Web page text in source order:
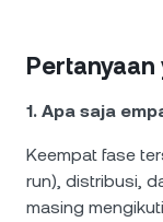
1. Apa saja
Keempat fase
run), distribusi,
masing